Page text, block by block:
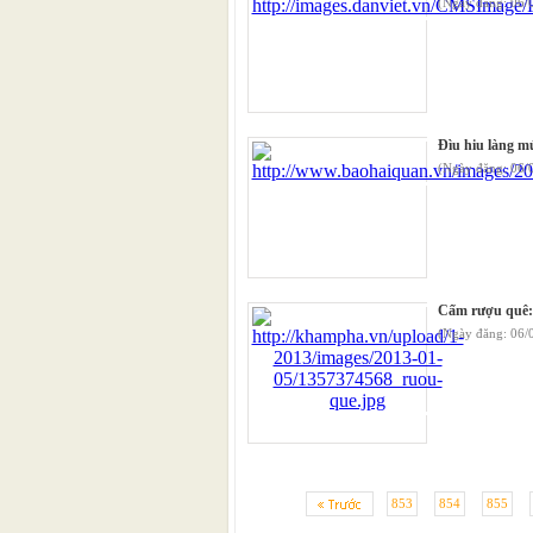
Đìu hiu làng
(Ngày đăng:
Cấm rượu
(Ngày đăng:
853 854 855